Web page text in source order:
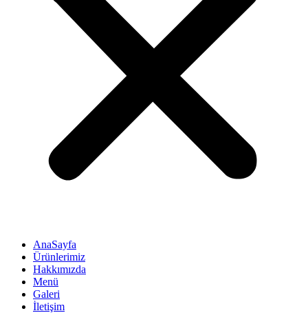
AnaSayfa
Ürünlerimiz
Hakkımızda
Menü
Galeri
İletişim